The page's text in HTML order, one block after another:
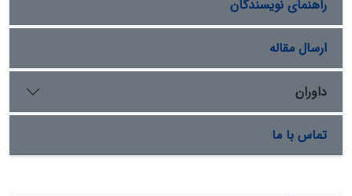
راهنمای نویسندگان
ارسال مقاله
داوران
تماس با ما